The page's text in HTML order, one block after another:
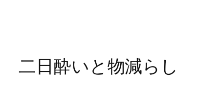
二日酔いと物減らし